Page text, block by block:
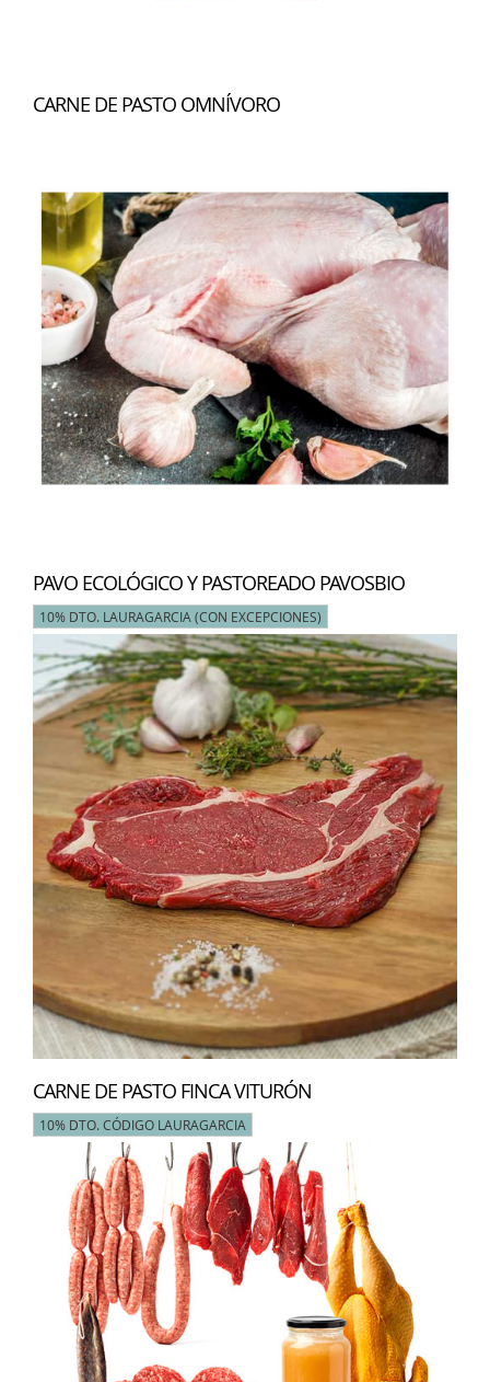
CARNE DE PASTO OMNÍVORO
PAVO ECOLÓGICO Y PASTOREADO PAVOSBIO
10% DTO. LAURAGARCIA (CON EXCEPCIONES)
CARNE DE PASTO FINCA VITURÓN
10% DTO. CÓDIGO LAURAGARCIA